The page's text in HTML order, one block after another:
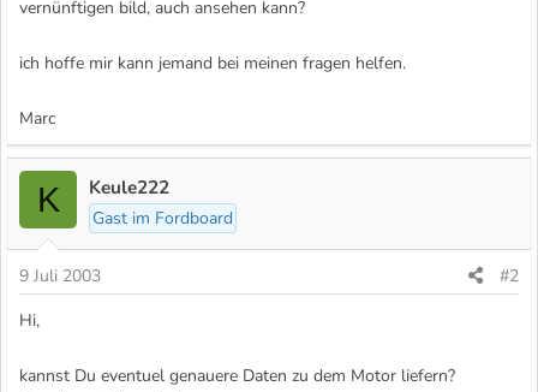
vernünftigen bild, auch ansehen kann?
ich hoffe mir kann jemand bei meinen fragen helfen.
Marc
K Keule222
Gast im Fordboard
9 Juli 2003
#2
Hi,
kannst Du eventuel genauere Daten zu dem Motor liefern?